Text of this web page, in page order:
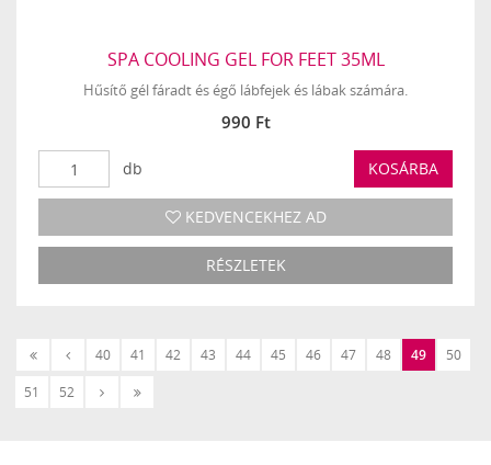
SPA COOLING GEL FOR FEET 35ML
Hűsítő gél fáradt és égő lábfejek és lábak számára.
990 Ft
db KOSÁRBA
KEDVENCEKHEZ AD
RÉSZLETEK
«
‹
40 41 42 43 44 45 46 47 48 49
50
51
52
KövetkezőUtolsó